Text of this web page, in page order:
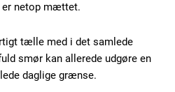
er netop mættet.
tælle med i det samlede
smør kan allerede udgøre en
daglige grænse.